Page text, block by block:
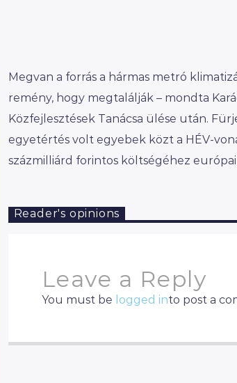
Megvan a forrás a hármas metró
remény, hogy megtalálják – mondta
Közfejlesztések Tanácsa ülése után.
egyetértés volt egyebek közt a HÉV-
százmilliárd forintos költségéhez
Reader's opinions
Leave a Reply
You must be logged into post a